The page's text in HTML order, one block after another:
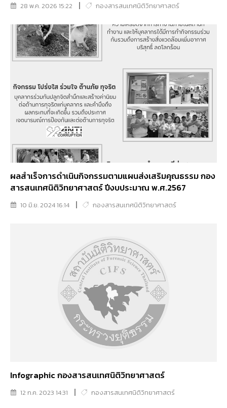
28 พ.ค. 2026 15:22 กองสารสนเทศนิติวิทยาศาสตร์
ผลสำเร็จการดำเนินกิจกรรมตามแผนส่งเสริมคุณธรรม กอง
สารสนเทศนิติวิทยาศาสตร์ ปีงบประมาณ พ.ศ.2567
10 มิ.ย. 2024 16:14 กองสารสนเทศนิติวิทยาศาสตร์
Infographic กองสารสนเทศนิติวิทยาศาสตร์
12 ก.ค. 2023 14:31 กองสารสนเทศนิติวิทยาศาสตร์